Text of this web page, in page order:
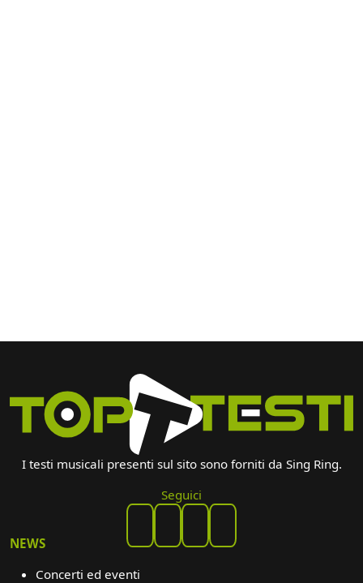
I testi musicali presenti sul sito sono forniti da Sing Ring.
Seguici
NEWS
Concerti ed eventi